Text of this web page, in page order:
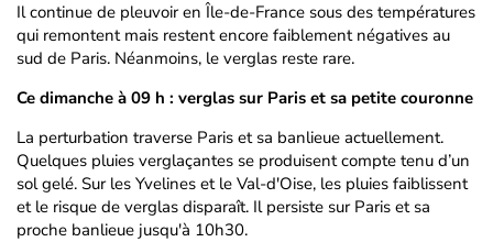
Il continue de pleuvoir en Île-de-France sous des températures
qui remontent mais restent encore faiblement négatives au
sud de Paris. Néanmoins, le verglas reste rare.
Ce dimanche à 09 h : verglas sur Paris et sa petite couronne
La perturbation traverse Paris et sa banlieue actuellement.
Quelques pluies verglaçantes se produisent compte tenu d’un
sol gelé. Sur les Yvelines et le Val-d'Oise, les pluies faiblissent
et le risque de verglas disparaît. Il persiste sur Paris et sa
proche banlieue jusqu'à 10h30.